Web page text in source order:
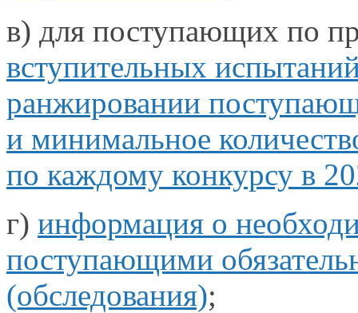
в) для поступающих по
вступительных
ранжировании
и минимальное
по каждому конкурсу в
г) информация о
поступающими
(обследования);